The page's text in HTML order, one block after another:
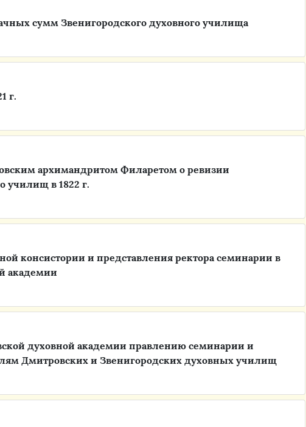
сумм Звенигородского духовного училища
г.
архимандритом Филаретом о ревизии
училищ в 1822 г.
консистории и представления ректора семинарии в
академии
духовной академии правлению семинарии и
Дмитровских и Звенигородских духовных училищ